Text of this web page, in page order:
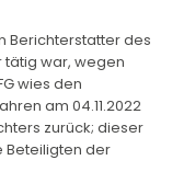
Berichterstatter des
tätig war, wegen
wies den
am 04.11.2022
zurück; dieser
Beteiligten der